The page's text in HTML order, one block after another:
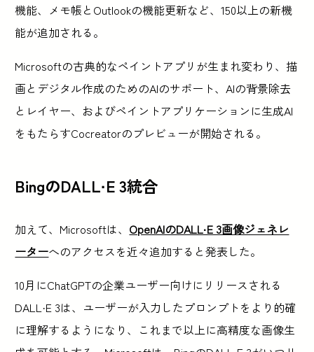
機能、メモ帳とOutlookの機能更新など、150以上の新機
能が追加される。
Microsoftの古典的なペイントアプリが生まれ変わり、描
画とデジタル作成のためのAIのサポート、AIの背景除去
とレイヤー、およびペイントアプリケーションに生成AI
をもたらすCocreatorのプレビューが開始される。
BingのDALL·E 3統合
加えて、Microsoftは、 OpenAIのDALL·E 3画像ジェネレ
ーターへのアクセスを近々追加すると発表した。
10月にChatGPTの企業ユーザー向けにリリースされる
DALL·E 3は、ユーザーが入力したプロンプトをより的確
に理解するようになり、これまで以上に高精度な画像生